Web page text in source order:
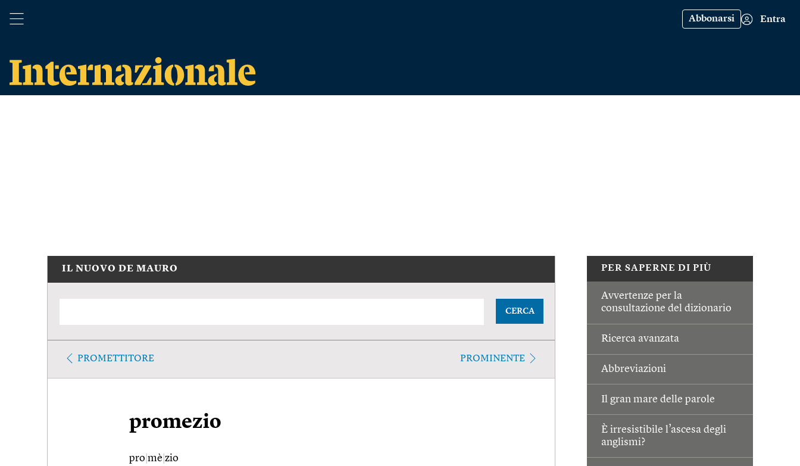
Abbonarsi Entra
PER SAPERNE DI PIÙ
Avvertenze per la
consultazione del dizionario
Ricerca avanzata
Abbreviazioni
Il gran mare delle parole
È irresistibile l’ascesa degli
anglismi?
IL NUOVO DE MAURO
CERCA
PROMETTITORE PROMINENTE
promezio
pro mè zio